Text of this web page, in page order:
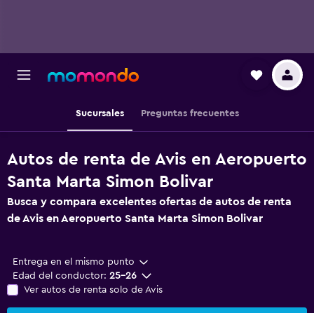
Sucursales Preguntas frecuentes
Autos de renta de Avis en Aeropuerto
Santa Marta Simon Bolivar
Busca y compara excelentes ofertas de autos de renta
de Avis en Aeropuerto Santa Marta Simon Bolivar
Entrega en el mismo punto
Edad del conductor: 25-26
Ver autos de renta solo de Avis